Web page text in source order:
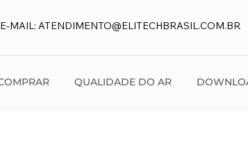
E-MAIL:ATENDIMENTO@ELITECHBRASIL.COM.BR
QUALIDADE DO AR